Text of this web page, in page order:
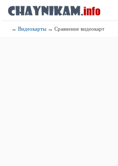
→Видеокарты → Сравнение видеокарт